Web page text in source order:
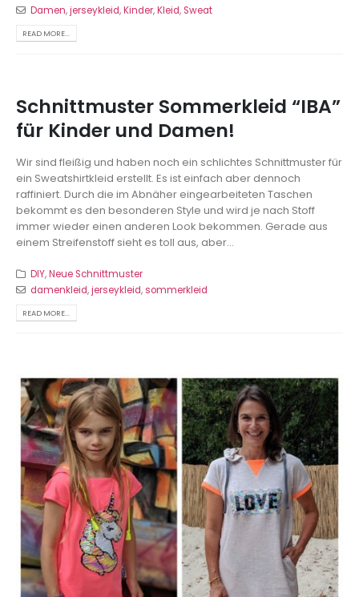
Damen,jerseykleid,Kinder,Kleid,Sweat
READ MORE...
Schnittmuster Sommerkleid “IBA”
für Kinder und Damen!
Wir sind fleißig und haben noch ein schlichtes Schnittmuster für
ein Sweatshirtkleid erstellt. Es ist einfach aber dennoch
raffiniert. Durch die im Abnäher eingearbeiteten Taschen
bekommt es den besonderen Style und wird je nach Stoff
immer wieder einen anderen Look bekommen. Gerade aus
einem Streifenstoff sieht es toll aus, aber...
DIY,Neue Schnittmuster
damenkleid,jerseykleid,sommerkleid
READ MORE...